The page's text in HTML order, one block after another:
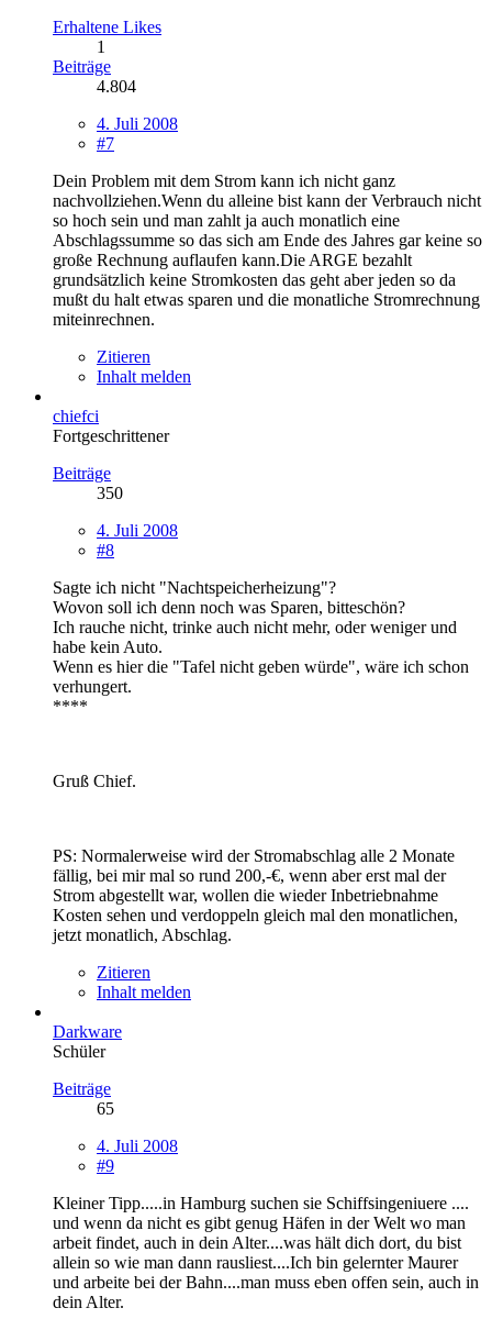
Erhaltene Likes
1
Beiträge
4.804
4. Juli 2008
#7
Dein Problem mit dem Strom kann ich nicht ganz
nachvollziehen.Wenn du alleine bist kann der Verbrauch nicht
so hoch sein und man zahlt ja auch monatlich eine
Abschlagssumme so das sich am Ende des Jahres gar keine so
große Rechnung auflaufen kann.Die ARGE bezahlt
grundsätzlich keine Stromkosten das geht aber jeden so da
mußt du halt etwas sparen und die monatliche Stromrechnung
miteinrechnen.
Zitieren
Inhalt melden
chiefci
Fortgeschrittener
Beiträge
350
4. Juli 2008
#8
Sagte ich nicht "Nachtspeicherheizung"?
Wovon soll ich denn noch was Sparen, bitteschön?
Ich rauche nicht, trinke auch nicht mehr, oder weniger und
habe kein Auto.
Wenn es hier die "Tafel nicht geben würde", wäre ich schon
verhungert.
****
Gruß Chief.
PS: Normalerweise wird der Stromabschlag alle 2 Monate
fällig, bei mir mal so rund 200,-€, wenn aber erst mal der
Strom abgestellt war, wollen die wieder Inbetriebnahme
Kosten sehen und verdoppeln gleich mal den monatlichen,
jetzt monatlich, Abschlag.
Zitieren
Inhalt melden
Darkware
Schüler
Beiträge
65
4. Juli 2008
#9
Kleiner Tipp.....in Hamburg suchen sie Schiffsingeniuere ....
und wenn da nicht es gibt genug Häfen in der Welt wo man
arbeit findet, auch in dein Alter....was hält dich dort, du bist
allein so wie man dann rausliest....Ich bin gelernter Maurer
und arbeite bei der Bahn....man muss eben offen sein, auch in
dein Alter.